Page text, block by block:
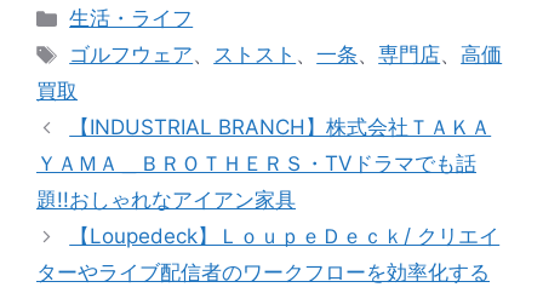
カ
テ
リ
ー
生活・ライフ
タ
グ
ゴルフウェア、 ストスト 、一条、専門店、高価
買取
【INDUSTRIAL BRANCH】株式会社ＴＡＫＡ
ＹＡＭＡ＿ＢＲＯＴＨＥＲＳ・TVドラマでも話
題!!おしゃれなアイアン家具
【Loupedeck】ＬｏｕｐｅＤｅｃｋ/ クリエイ
ターやライブ配信者のワークフローを効率化する